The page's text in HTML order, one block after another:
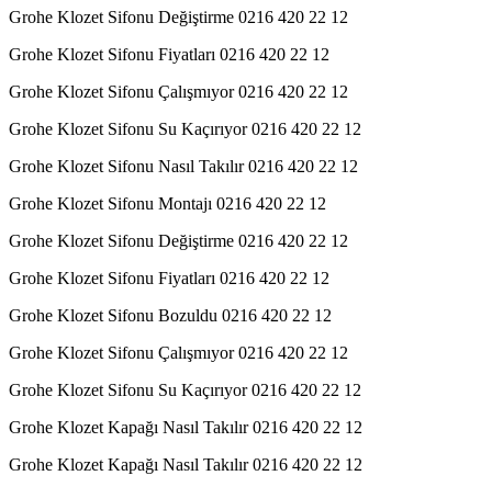
Grohe Klozet Sifonu Değiştirme 0216 420 22 12
Grohe Klozet Sifonu Fiyatları 0216 420 22 12
Grohe Klozet Sifonu Çalışmıyor 0216 420 22 12
Grohe Klozet Sifonu Su Kaçırıyor 0216 420 22 12
Grohe Klozet Sifonu Nasıl Takılır 0216 420 22 12
Grohe Klozet Sifonu Montajı 0216 420 22 12
Grohe Klozet Sifonu Değiştirme 0216 420 22 12
Grohe Klozet Sifonu Fiyatları 0216 420 22 12
Grohe Klozet Sifonu Bozuldu 0216 420 22 12
Grohe Klozet Sifonu Çalışmıyor 0216 420 22 12
Grohe Klozet Sifonu Su Kaçırıyor 0216 420 22 12
Grohe Klozet Kapağı Nasıl Takılır 0216 420 22 12
Grohe Klozet Kapağı Nasıl Takılır 0216 420 22 12